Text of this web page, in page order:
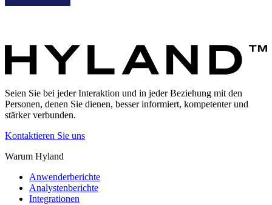
Seien Sie bei jeder Interaktion und in jeder Beziehung mit den
Personen, denen Sie dienen, besser informiert, kompetenter und
stärker verbunden.
Kontaktieren Sie uns
Warum Hyland
Anwenderberichte
Analystenberichte
Integrationen